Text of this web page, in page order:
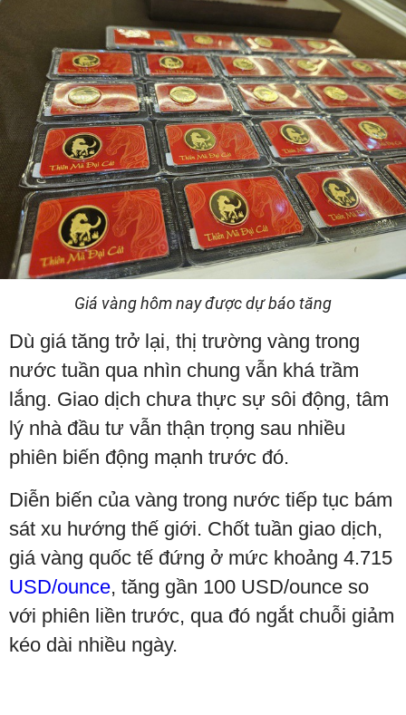
Giá vàng hôm nay được dự báo tăng
Dù giá tăng trở lại, thị trường vàng trong
nước tuần qua nhìn chung vẫn khá trầm
lắng. Giao dịch chưa thực sự sôi động, tâm
lý nhà đầu tư vẫn thận trọng sau nhiều
phiên biến động mạnh trước đó.
Diễn biến của vàng trong nước tiếp tục bám
sát xu hướng thế giới. Chốt tuần giao dịch,
giá vàng quốc tế đứng ở mức khoảng 4.715
USD/ounce, tăng gần 100 USD/ounce so
với phiên liền trước, qua đó ngắt chuỗi giảm
kéo dài nhiều ngày.